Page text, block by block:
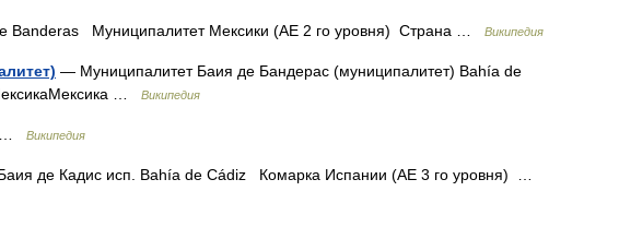
Banderas Муниципалитет Мексики (АЕ 2 го уровня) Страна … Википедия
— Муниципалитет Баия де Бандерас (муниципалитет) Bahía de
…
Википедия
… Википедия
де Кадис исп. Bahía de Cádiz Комарка Испании (АЕ 3 го уровня) …